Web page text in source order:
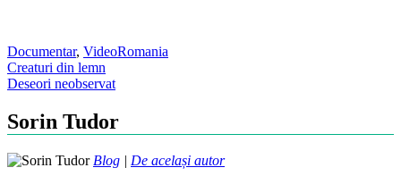
Documentar, VideoRomania
Post
navigation
Creaturi din lemn
Deseori neobservat
Sorin Tudor
Blog | De același autor